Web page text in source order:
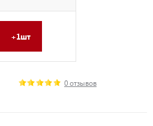
+1шт
0 отзывов